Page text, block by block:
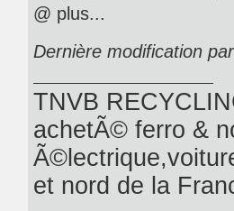
@ plus...
Dernière modification
TNVB
achetÃ© ferro &
et nord de la